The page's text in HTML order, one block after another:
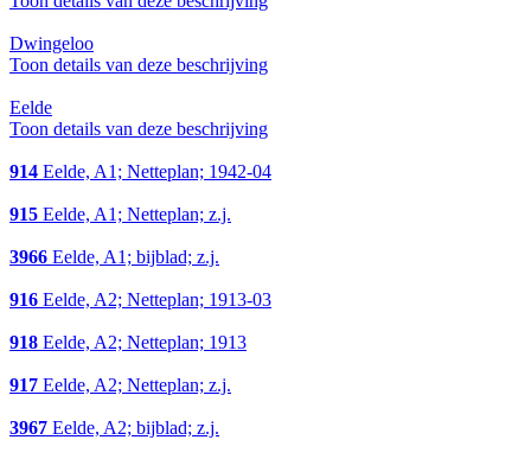
Dwingeloo
Toon details van deze beschrijving
Eelde
Toon details van deze beschrijving
914 Eelde, A1; Netteplan; 1942-04
915 Eelde, A1; Netteplan; z.j.
3966 Eelde, A1; bijblad; z.j.
916 Eelde, A2; Netteplan; 1913-03
918 Eelde, A2; Netteplan; 1913
917 Eelde, A2; Netteplan; z.j.
3967 Eelde, A2; bijblad; z.j.